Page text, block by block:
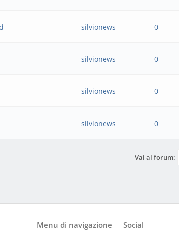
silvionews 0
silvionews 0
silvionews 0
silvionews 0
Vai al forum:
Social
Menu di navigazione